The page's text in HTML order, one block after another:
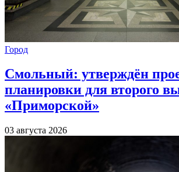
Город
Смольный: утверждён
планировки для второго
«Приморской»
03 августа 2026